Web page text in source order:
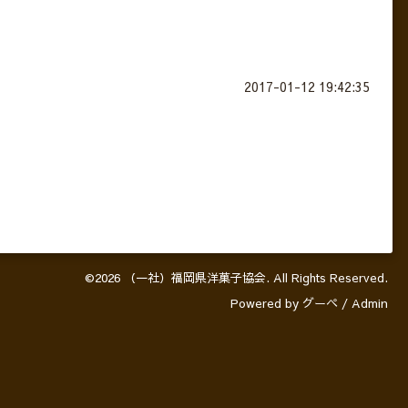
2017-01-12 19:42:35
©2026 （一社）福岡県洋菓子協会. All Rights Reserved.
Powered by グーペ / Admin